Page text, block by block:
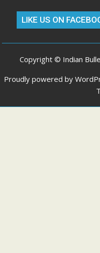
LIKE US ON
Copyright © Indian
Proudly powered by